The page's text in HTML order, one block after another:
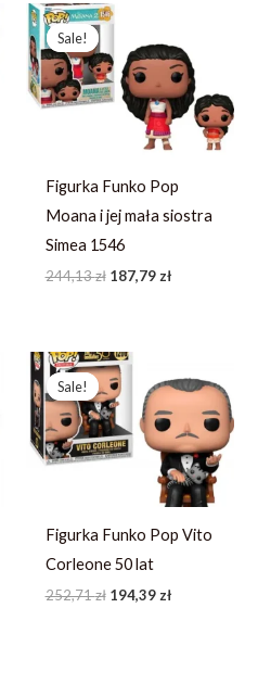
Sale!
Sale!
Figurka Funko Pop
Moana i jej mała siostra
Simea 1546
244,13zł
Pierwotna
cena
wynosiła:
244,13 zł.
187,79 zł
wynosi:
187,79 zł.
Sale!
Sale!
Figurka Funko Pop Vito
Corleone 50 lat
252,71zł
Pierwotna
cena
wynosiła:
252,71 zł.
194,39zł
cena
wynosi:
194,39 zł.